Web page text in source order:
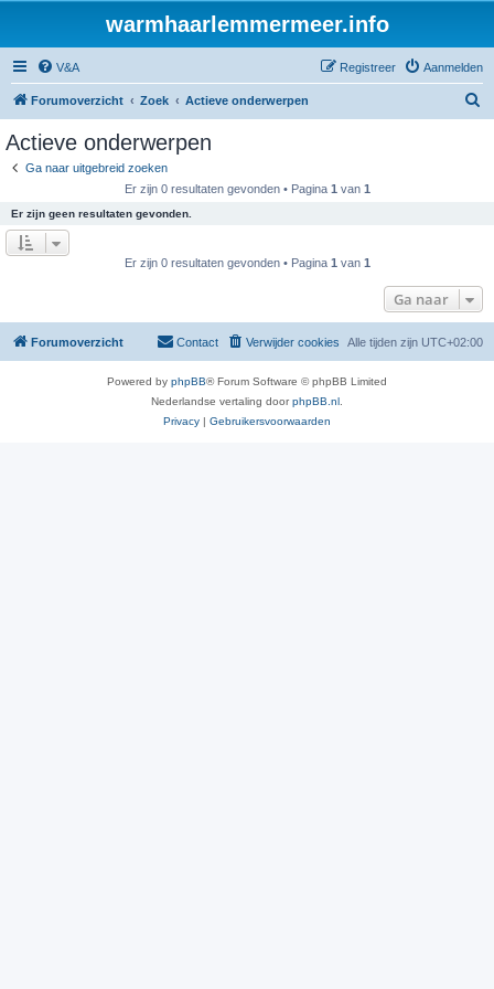
warmhaarlemmermeer.info
V&A Aanmelden
Registreer
Forumoverzicht Zoek Actieve onderwerpen
Actieve onderwerpen
Ga naar uitgebreid zoeken
Er zijn 0 resultaten gevonden • Pagina 1 van 1
Er zijn geen resultaten gevonden.
Er zijn 0 resultaten gevonden • Pagina 1 van 1
Ga naar
Forumoverzicht Alle tijden zijn UTC+02:00
Verwijder cookies
Contact
Powered by phpBB® Forum Software © phpBB Limited
Nederlandse vertaling doorphpBB.nl
Privacy | Gebruikersvoorwaarden